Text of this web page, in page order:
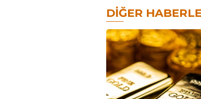
DIĞER